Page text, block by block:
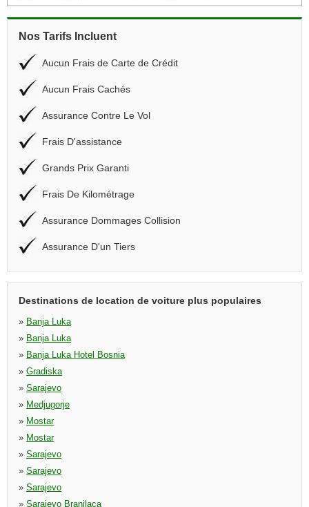
Nos Tarifs Incluent
Aucun Frais de Carte de Crédit
Aucun Frais Cachés
Assurance Contre Le Vol
Frais D'assistance
Grands Prix Garanti
Frais De Kilométrage
Assurance Dommages Collision
Assurance D'un Tiers
Destinations de location de voiture plus populaires
» Banja Luka
» Banja Luka
» Banja Luka Hotel Bosnia
» Gradiska
» Sarajevo
» Medjugorje
» Mostar
» Mostar
» Sarajevo
» Sarajevo
» Sarajevo
» Sarajevo Branilaca